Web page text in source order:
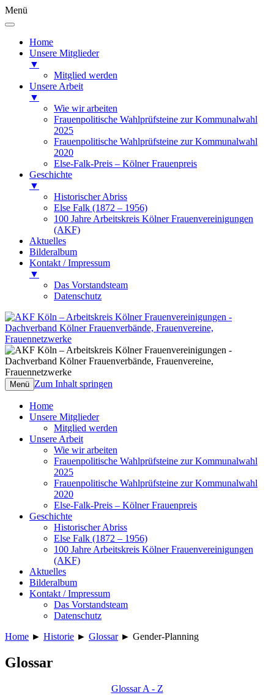
Menü
Home
Unsere Mitglieder
▼
Mitglied werden
Unsere Arbeit
▼
Wie wir arbeiten
Frauenpolitische Wahlprüfsteine zur Kommunalwahl
2025
Frauenpolitische Wahlprüfsteine zur Kommunalwahl
2020
Else-Falk-Preis – Kölner Frauenpreis
Geschichte
▼
Historischer Abriss
Else Falk (1872 – 1956)
100 Jahre Arbeitskreis Kölner Frauenvereinigungen
(AKF)
Aktuelles
Bilderalbum
Kontakt / Impressum
▼
Das Vorstandsteam
Datenschutz
AKF Köln – Arbeitskreis Kölner
Frauenvereinigungen
Dachverband Kölner Frauenverbände,
Frauenvereine, Frauennetzwerke
Menü Zum Inhalt springen
Home
Unsere Mitglieder
Mitglied werden
Unsere Arbeit
Wie wir arbeiten
Frauenpolitische Wahlprüfsteine zur Kommunalwahl
2025
Frauenpolitische Wahlprüfsteine zur Kommunalwahl
2020
Else-Falk-Preis – Kölner Frauenpreis
Geschichte
Historischer Abriss
Else Falk (1872 – 1956)
100 Jahre Arbeitskreis Kölner Frauenvereinigungen
(AKF)
Aktuelles
Bilderalbum
Kontakt / Impressum
Das Vorstandsteam
Datenschutz
Home ► Historie ► Glossar► Gender-Planning
Glossar
Glossar A - Z